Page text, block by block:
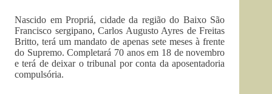
Nascido em Propriá, cidade da região do Baixo São
Francisco sergipano, Carlos Augusto Ayres de Freitas
Britto, terá um mandato de apenas sete meses à frente
do Supremo. Completará 70 anos em 18 de novembro
e terá de deixar o tribunal por conta da aposentadoria
compulsória.